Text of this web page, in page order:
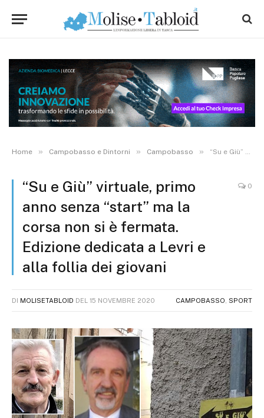
Home » Campobasso e Dintorni » Campobasso » “Su e Giù” virtuale, primo anno senza “start” ma la corsa non si è fermata. Edizione dedicata a Levri e alla follia dei giovani
“Su e Giù” virtuale, primo
anno senza “start” ma la
corsa non si è fermata.
Edizione dedicata a Levri e
alla follia dei giovani
0
DI MOLISETABLOID DEL 15 NOVEMBRE 2020 CAMPOBASSO SPORT